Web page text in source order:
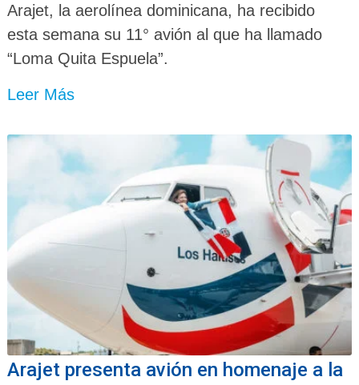
Arajet, la aerolínea dominicana, ha recibido
esta semana su 11° avión al que ha llamado
“Loma Quita Espuela”.
Leer Más
Arajet presenta avión en homenaje a la